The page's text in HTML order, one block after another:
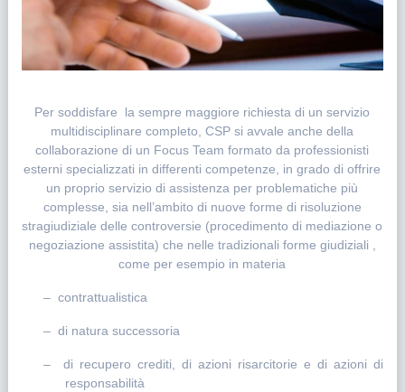
Per soddisfare la sempre maggiore richiesta di un servizio
multidisciplinare completo, CSP si avvale anche della
collaborazione di un Focus Team formato da professionisti
esterni specializzati in differenti competenze, in grado di offrire
un proprio servizio di assistenza per problematiche più
complesse, sia nell’ambito di nuove forme di risoluzione
stragiudiziale delle controversie (procedimento di mediazione o
negoziazione assistita) che nelle tradizionali forme giudiziali ,
come per esempio in materia
– contrattualistica
– di natura successoria
– di recupero crediti, di azioni risarcitorie e di azioni di
responsabilità